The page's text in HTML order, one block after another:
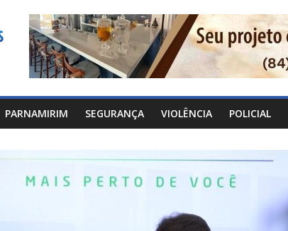
PARNAMIRIM SEGURANÇA VIOLÊNCIA POLICIAL